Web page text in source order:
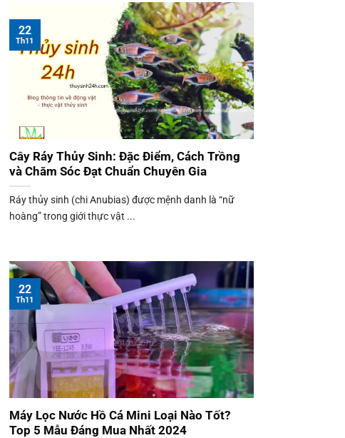
Cây Ráy Thủy Sinh: Đặc Điểm, Cách Trồng
và Chăm Sóc Đạt Chuẩn Chuyên Gia
Ráy thủy sinh (chi Anubias) được mệnh danh là “nữ
hoàng” trong giới thực vật ...
22
Th11
Máy Lọc Nước Hồ Cá Mini Loại Nào Tốt?
Top 5 Mẫu Đáng Mua Nhất 2024
22
Th11